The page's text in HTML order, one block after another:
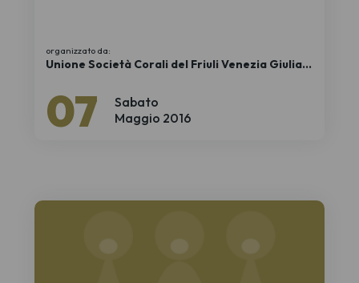
Sabato
07 Maggio 2016
organizzato da:
Unione Società Corali del Friuli Venezia Giulia